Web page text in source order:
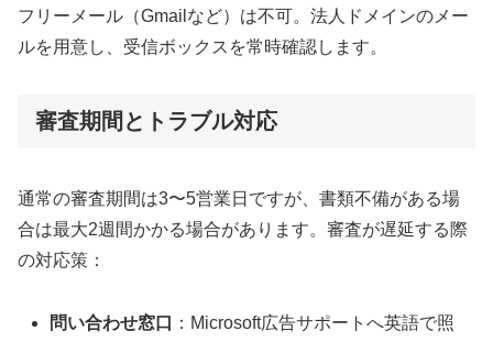
フリーメール（Gmailなど）は不可。法人ドメインのメー
ルを用意し、受信ボックスを常時確認します。
審査期間とトラブル対応
通常の審査期間は3〜5営業日ですが、書類不備がある場
合は最大2週間かかる場合があります。審査が遅延する際
の対応策：
問い合わせ窓口
：Microsoft広告サポートへ英語で照